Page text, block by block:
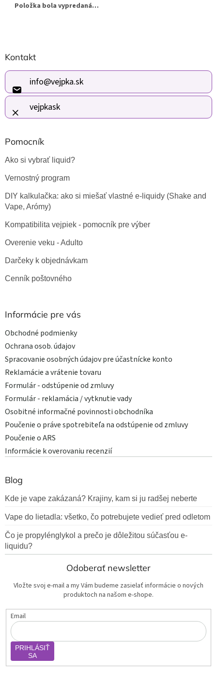
Položka bola vypredaná…
á
p
t
i
e
Kontakt
info@vejpka.sk
vejpkask
Pomocník
Ako si vybrať liquid?
Vernostný program
DIY kalkulačka: ako si miešať vlastné e-liquidy (Shake and
Vape, Arómy)
Kompatibilita vejpiek - pomocník pre výber
Overenie veku - Adulto
Darčeky k objednávkam
Cenník poštovného
Informácie pre vás
Obchodné podmienky
Ochrana osob. údajov
Spracovanie osobných údajov pre účastnícke konto
Reklamácie a vrátenie tovaru
Formulár - odstúpenie od zmluvy
Formulár - reklamácia / vytknutie vady
Osobitné informačné povinnosti obchodníka
Poučenie o práve spotrebiteľa na odstúpenie od zmluvy
Poučenie o ARS
Informácie k overovaniu recenzií
Blog
Kde je vape zakázaná? Krajiny, kam si ju radšej neberte
Vape do lietadla: všetko, čo potrebujete vedieť pred odletom
Čo je propylénglykol a prečo je dôležitou súčasťou e-
liquidu?
Odoberať newsletter
Vložte svoj e-mail a my Vám budeme zasielať informácie o nových
produktoch na našom e-shope.
Email
PRIHLÁSIŤ
SA